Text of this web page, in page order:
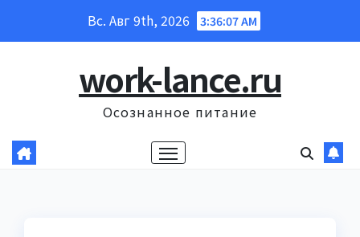
Вс. Авг 9th, 2026 3:36:08 AM
work-lance.ru
Осознанное питание